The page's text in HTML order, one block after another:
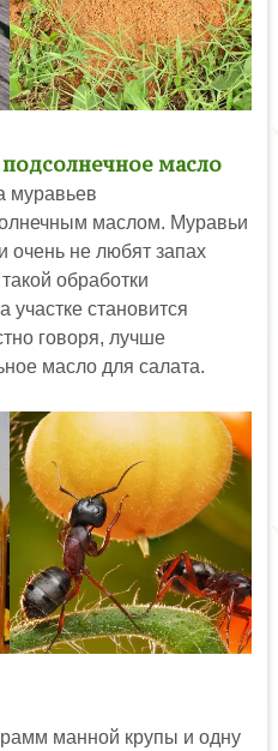
масло
муравьев
маслом. Муравьи
очень не любят запах
обработки
участке становится
говоря, лучше
масло для салата.
манной крупы и одну